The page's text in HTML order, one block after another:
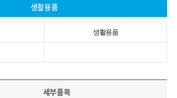
생활용품
생활용품
세부품목